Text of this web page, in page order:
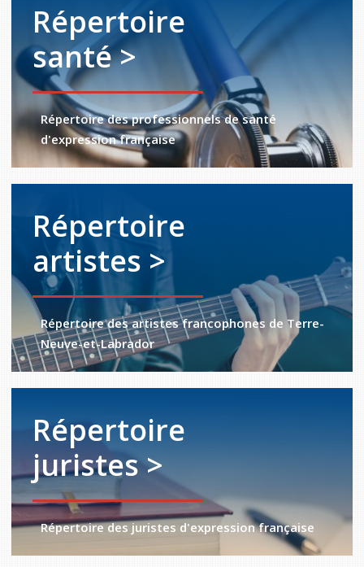
Répertoire
santé >
Répertoire des professionnels de santé
d'expression française
Répertoire
artistes >
Répertoire des artistes francophones de Terre-
Neuve-et-Labrador
Répertoire
juristes >
Répertoire des juristes d'expression française